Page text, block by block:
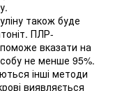
також буде
ПЛР-
вказати на
не менше 95%.
інші методи
виявляється